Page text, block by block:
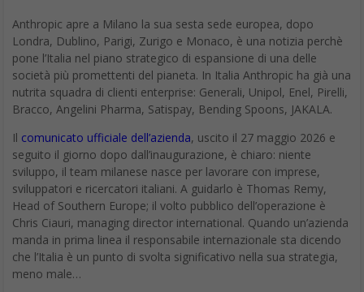
Anthropic apre a Milano la sua sesta sede europea, dopo
Londra, Dublino, Parigi, Zurigo e Monaco, è una notizia perchè
pone l’Italia nel piano strategico di espansione di una delle
società più promettenti del pianeta. In Italia Anthropic ha già una
nutrita squadra di clienti enterprise: Generali, Unipol, Enel, Pirelli,
Bracco, Angelini Pharma, Satispay, Bending Spoons, JAKALA.
Il comunicato ufficiale dell’azienda, uscito il 27 maggio 2026 e
seguito il giorno dopo dall’inaugurazione, è chiaro: niente
sviluppo, il team milanese nasce per lavorare con imprese,
sviluppatori e ricercatori italiani. A guidarlo è Thomas Remy,
Head of Southern Europe; il volto pubblico dell’operazione è
Chris Ciauri, managing director international. Quando un’azienda
manda in prima linea il responsabile internazionale sta dicendo
che l’Italia è un punto di svolta significativo nella sua strategia,
meno male…